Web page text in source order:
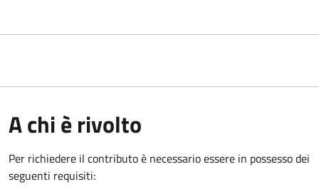
A chi è rivolto
Per richiedere il contributo è necessario essere in possesso dei
seguenti requisiti: